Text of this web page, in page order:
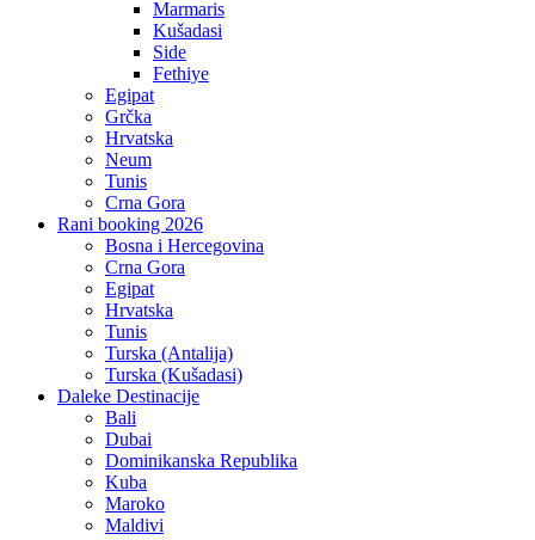
Marmaris
Kušadasi
Side
Fethiye
Egipat
Grčka
Hrvatska
Neum
Tunis
Crna Gora
Rani booking 2026
Bosna i Hercegovina
Crna Gora
Egipat
Hrvatska
Tunis
Turska (Antalija)
Turska (Kušadasi)
Daleke Destinacije
Bali
Dubai
Dominikanska Republika
Kuba
Maroko
Maldivi